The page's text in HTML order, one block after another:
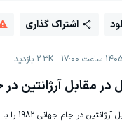
2.3K بازدید
اشتراک گذاری
مقابل آرژانتین در
در جام جهانی 1982 را با هم ببینیم